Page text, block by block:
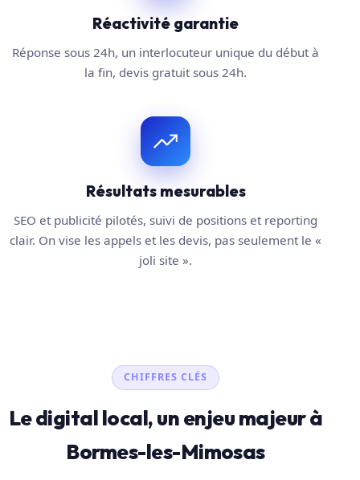
Réactivité garantie
Réponse sous 24h, un interlocuteur unique du début à
la fin, devis gratuit sous 24h.
Résultats mesurables
SEO et publicité pilotés, suivi de positions et reporting
clair. On vise les appels et les devis, pas seulement le «
joli site ».
CHIFFRES CLÉS
Le digital local, un enjeu majeur à
Bormes-les-Mimosas